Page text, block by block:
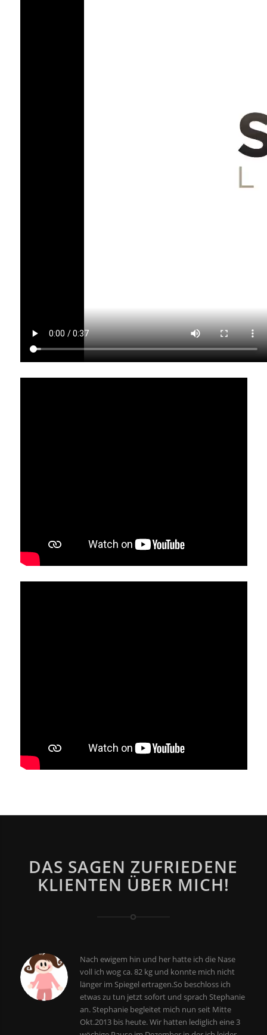
DAS SAGEN ZUFRIEDENE
KLIENTEN ÜBER MICH!
Nach ewigem hin und her hatte ich die Nase
voll ich wog ca. 82 kg und konnte mich nicht
länger im Spiegel ertragen.So beschloss ich
etwas zu tun jetzt sofort und sprach Stephanie
an. Stephanie begleitet mich nun seit Mitte
Okt.2013 bis heute. Wir hatten lediglich eine 3